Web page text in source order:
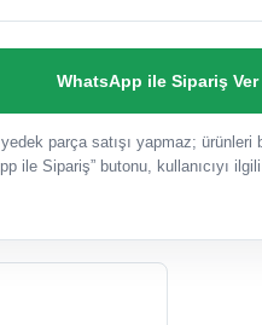
WhatsApp ile Sipariş Ver
parça satışı yapmaz; ürünleri
ile Sipariş” butonu, kullanıcıyı